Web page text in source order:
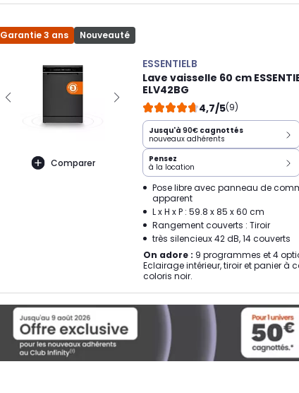
Garantie 3 ans Nouveauté
Comparer
ESSENTIELB
Lave vaisselle 60 cm
ELV42BG
4,7/5(9)
Jusqu'à 90€ cagnottés
nouveaux adhérents
Pensez
à la location
Pose libre avec panneau de
apparent
L x H x P : 59.8 x 85 x 60 cm
Rangement couverts : Tiroir
très silencieux 42 dB, 14 couverts
On adore : 9 programmes et 4
Eclairage intérieur, tiroir et panier à
coloris noir.